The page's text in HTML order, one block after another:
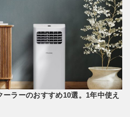
ーラーのおすすめ10選。1年中使え